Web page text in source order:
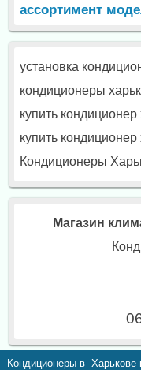
ассортимент
установка
кондиционеры
купить кондиционер
купить
Кондиционеры
Магазин
Кондиционеры в